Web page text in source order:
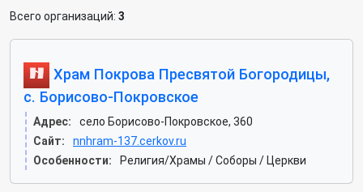
Всего организаций: 3
Храм Покрова Пресвятой Богородицы,
с. Борисово-Покровское
Адрес:
село Борисово-Покровское, 360
Сайт:
nnhram-137.cerkov.ru
Особенности:
Религия/Храмы / Соборы / Церкви